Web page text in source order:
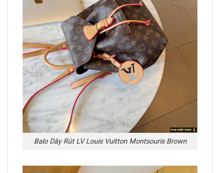
Balo Dây Rút LV Louis Vuitton Montsouris Brown